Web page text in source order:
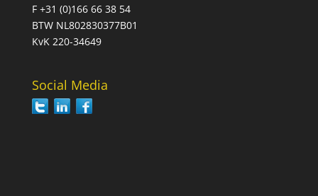
F +31 (0)166 66 38 54
BTW NL802830377B01
KvK 220-34649
Social Media